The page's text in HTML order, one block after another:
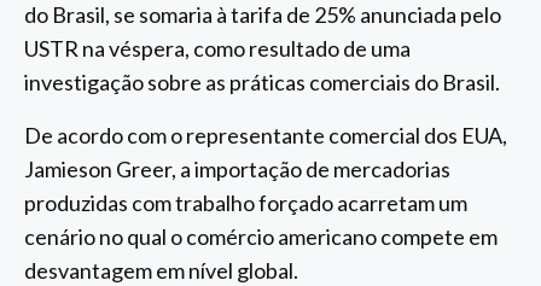
do Brasil, se somaria à tarifa de 25% anunciada pelo
USTR na véspera, como resultado de uma
investigação sobre as práticas comerciais do Brasil.
De acordo com o representante comercial dos EUA,
Jamieson Greer, a importação de mercadorias
produzidas com trabalho forçado acarretam um
cenário no qual o comércio americano compete em
desvantagem em nível global.